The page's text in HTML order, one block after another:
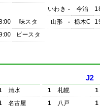
味スタ
ピースタ
いわき - 今治
山形
- 栃木C
清水
名古屋
J2
1 札幌
1
1
八戸
1